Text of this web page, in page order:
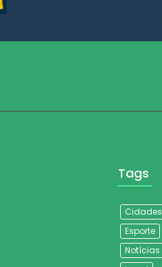
Tags
Cidades
Esporte
Notícias